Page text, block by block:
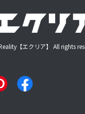
【エクリア】 All rights